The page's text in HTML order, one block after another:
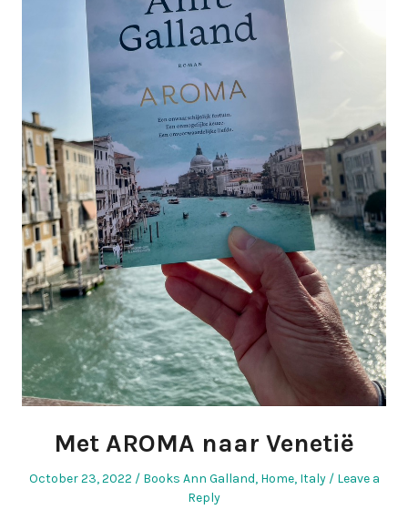
Met AROMA naar Venetië
Posted
October 23, 2022
Posted
Books Ann Galland, Home, Italy
Leave a
Reply